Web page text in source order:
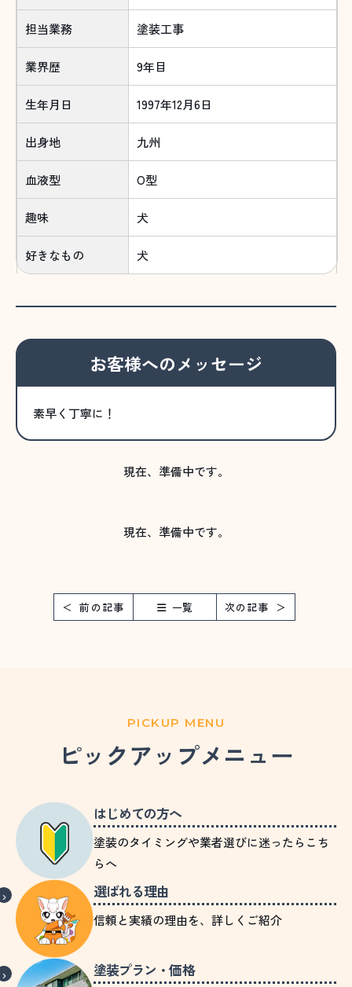
担当業務 塗装工事
業界歴 9年目
生年月日 1997年12月6日
出身地 九州
血液型 O型
趣味 犬
好きなもの 犬
お客様へのメッセージ
素早く丁寧に！
現在、準備中です。
現在、準備中です。
前の記事 一覧 次の記事
PICKUP MENU
ピックアップメニュー
はじめての方へ
塗装のタイミングや業者選びに迷ったらこち
らへ
選ばれる理由
信頼と実績の理由を、詳しくご紹介
塗装プラン・価格